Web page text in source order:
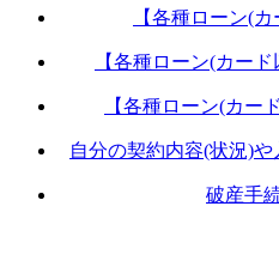
【各種ローン(
【各種ローン(カー
【各種ローン(カー
自分の契約内容(状況)
破産手